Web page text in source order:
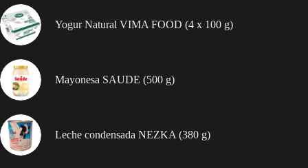
Yogur Natural VIMA FOOD (4 x 100 g)
Mayonesa SAUDE (500 g)
Leche condensada NEZKA (380 g)